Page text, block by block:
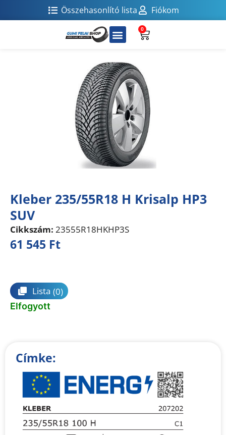
Összehasonlító lista Fiókom
0
Kleber 235/55R18 H Krisalp HP3
SUV
Cikkszám: 23555R18HKHP3S
61 545 Ft
Lista (0)
Elfogyott
Címke: